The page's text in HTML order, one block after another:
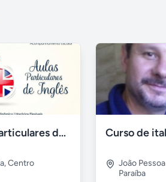
Aulas Particulares de Inglês 2026
,Centro
João Pessoa
Paraíba